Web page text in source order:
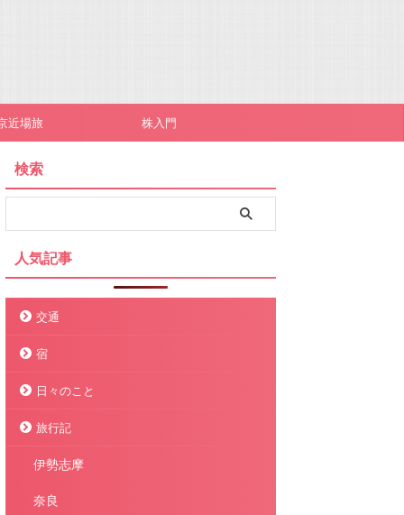
近場旅 株入門
検索
人気記事
交通
宿
日々のこと
旅行記
伊勢志摩
奈良